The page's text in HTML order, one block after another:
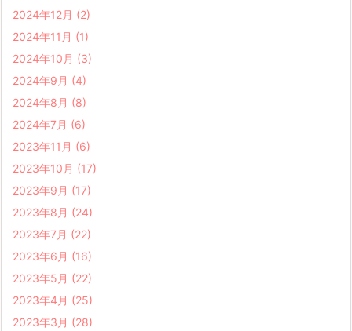
2024年12月 (2)
2024年11月 (1)
2024年10月 (3)
2024年9月 (4)
2024年8月 (8)
2024年7月 (6)
2023年11月 (6)
2023年10月 (17)
2023年9月 (17)
2023年8月 (24)
2023年7月 (22)
2023年6月 (16)
2023年5月 (22)
2023年4月 (25)
2023年3月 (28)